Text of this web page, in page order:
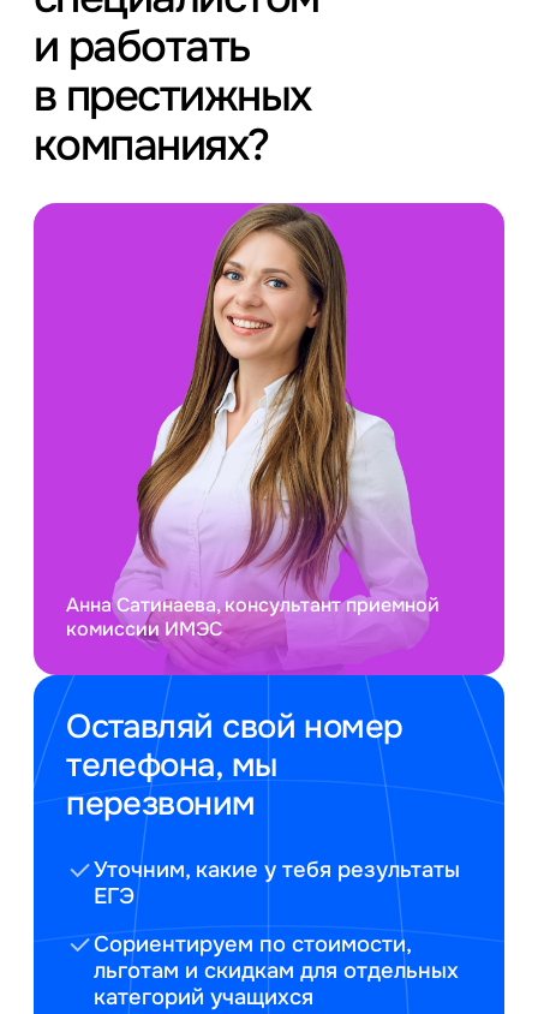
и работать
в престижных
компаниях?
Оставляй свой номер
телефона, мы
перезвоним
Уточним, какие у тебя результаты
ЕГЭ
Сориентируем по стоимости,
льготам и скидкам для отдельных
категорий учащихся
Анна Сатинаева, консультант приемной
комиссии ИМЭС